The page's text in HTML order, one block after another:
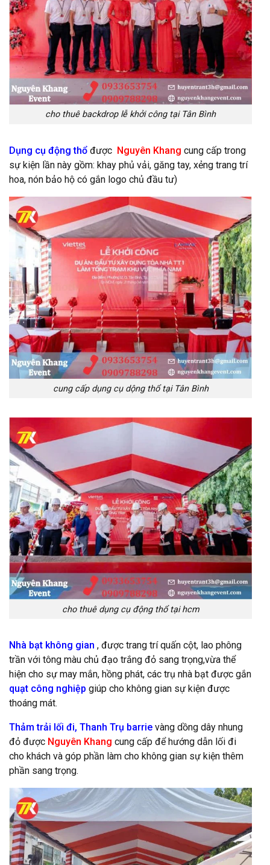
cho thuê backdrop lễ khởi công tại Tân Bình
Dụng cụ động thổ được Nguyên Khang cung cấp trong
sự kiện lần này gồm: khay phủ vải, găng tay, xẻng trang trí
hoa, nón bảo hộ có gắn logo chủ đầu tư)
cung cấp dụng cụ dộng thổ tại Tân Bình
cho thuê dụng cụ động thổ tại hcm
Nhà bạt không gian , được trang trí quấn cột, lao phông
trần với tông màu chủ đạo trắng đỏ sang trọng,vừa thể
hiện cho sự may mắn, hồng phát, các trụ nhà bạt được gắn
quạt công nghiệp giúp cho không gian sự kiện được
thoáng mát.
Thảm trải lối đi, Thanh Trụ barrie vàng dồng dây nhung
đỏ được Nguyên Khang cung cấp để hướng dẫn lối đi
cho khách và góp phần làm cho không gian sự kiện thêm
phần sang trọng.